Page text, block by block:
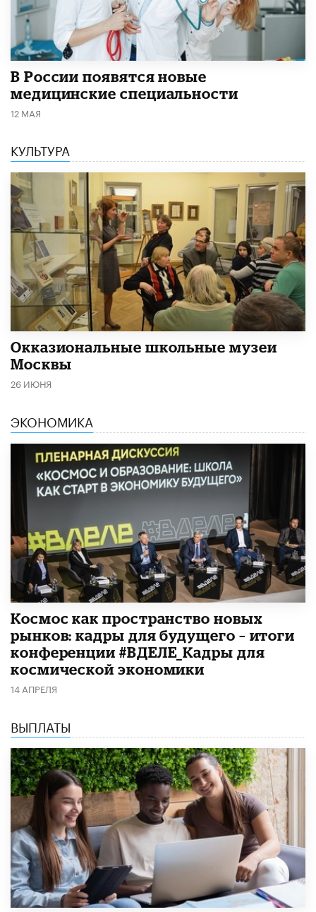
В России появятся новые
медицинские специальности
12 МАЯ
КУЛЬТУРА
​Окказиональные школьные музеи
Москвы
26 ИЮНЯ
ЭКОНОМИКА
Космос как пространство новых
рынков: кадры для будущего – итоги
конференции #ВДЕЛЕ_Кадры для
космической экономики
14 АПРЕЛЯ
ВЫПЛАТЫ